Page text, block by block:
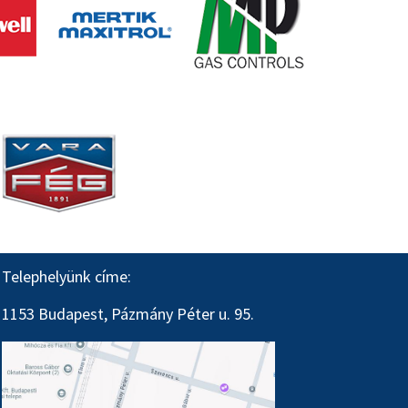
Telephelyünk címe:
1153 Budapest, Pázmány Péter u. 95.